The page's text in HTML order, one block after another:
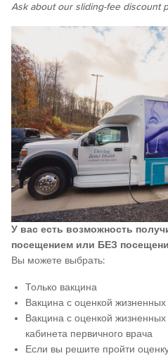
Ask about our sliding-fee discount
У вас есть возможность
посещением или БЕЗ
Вы можете выбрать:
Только вакцина
Вакцина с оценкой жизненных
Вакцина с оценкой
кабинета первичного врача
Если вы решите пройти